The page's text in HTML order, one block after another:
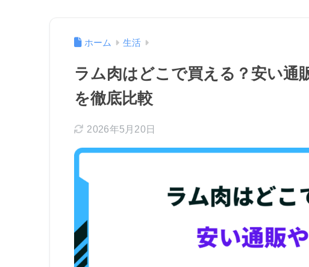
ホーム 生活
ラム肉はどこで買える？安い通
を徹底比較
2026年5月20日